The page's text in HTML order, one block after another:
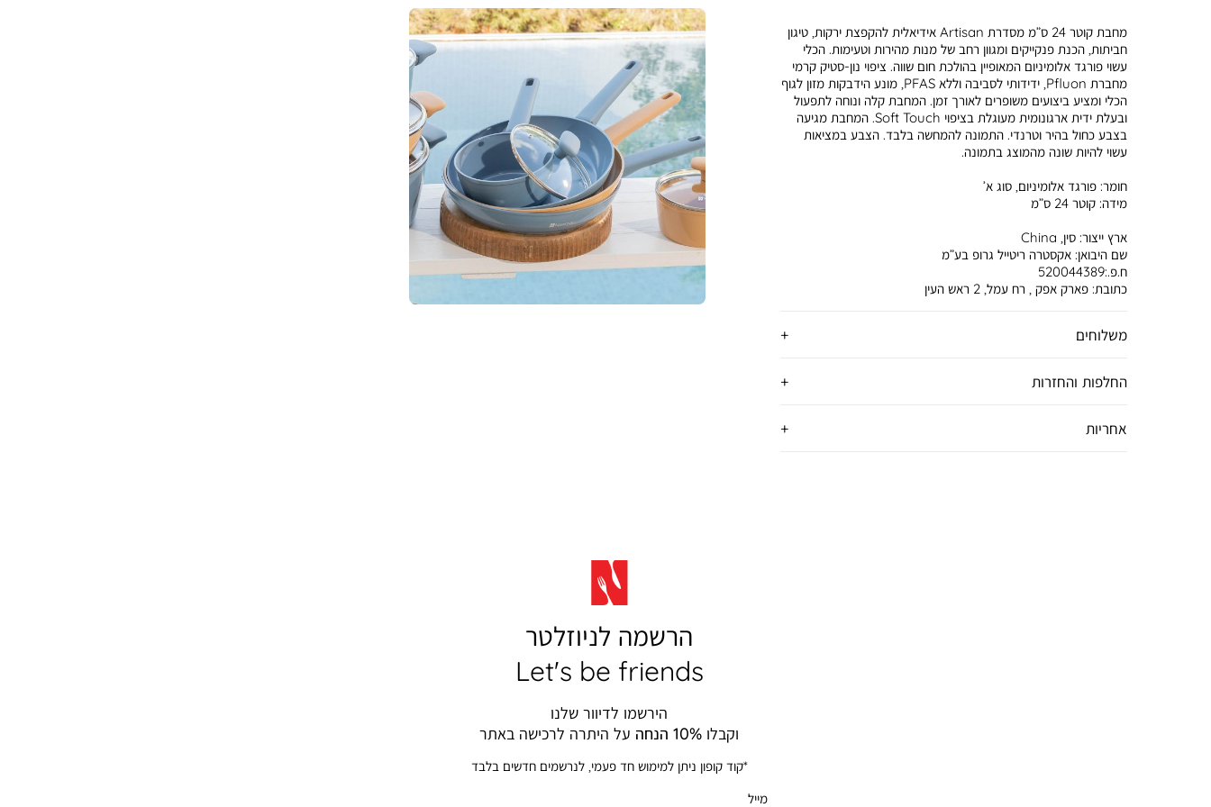
מחבת קוטר 24 ס”מ מסדרת Artisan אידיאלית להקפצת ירקות, טיגון
חביתות, הכנת פנקייקים ומגוון רחב של מנות מהירות וטעימות. הכלי
עשוי פורגד אלומיניום המאופיין בהולכת חום שווה. ציפוי נון-סטיק קרמי
מחברת Pfluon, ידידותי לסביבה וללא PFAS, מונע הידבקות מזון לגוף
הכלי ומציע ביצועים משופרים לאורך זמן. המחבת קלה ונוחה לתפעול
ובעלת ידית ארגונומית מעוגלת בציפוי Soft Touch. המחבת מגיעה
בצבע כחול בהיר וטרנדי. התמונה להמחשה בלבד. הצבע במציאות
עשוי להיות שונה מהמוצג בתמונה.
חומר:פורגד אלומיניום, סוג א’
מידה:קוטר 24 ס”מ
ארץ ייצור:סין, China
שם היבואן:אקסטרה ריטייל גרופ בע”מ
ח.פ.:520044389
כתובת:פארק אפק , רח עמל, 2 ראש העין
משלוחים
החלפות והחזרות
אחריות
הרשמה לניוזלטר
Let's be friends
הירשמו לדיוור שלנו
וקבלו 10% הנחה על היתרה לרכישה באתר
*קוד קופון ניתן למימוש חד פעמי, לנרשמים חדשים בלבד
מייל